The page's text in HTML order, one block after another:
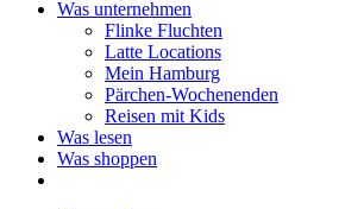
Was unternehmen
Flinke Fluchten
Latte Locations
Mein Hamburg
Pärchen-Wochenenden
Reisen mit Kids
Was lesen
Was shoppen